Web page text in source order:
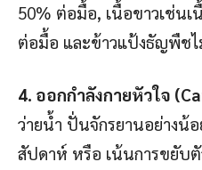
50% ต่อมื้อ, เนื้อขาวเช่นเ
ต่อมื้อ และข้าวแป้งธัญพืช
4. ออกกำลังกายหัวใจ
ว่ายน้ำ ปั่นจักรยานอย่างน้
สัปดาห์ หรือ เน้นการขยับตั